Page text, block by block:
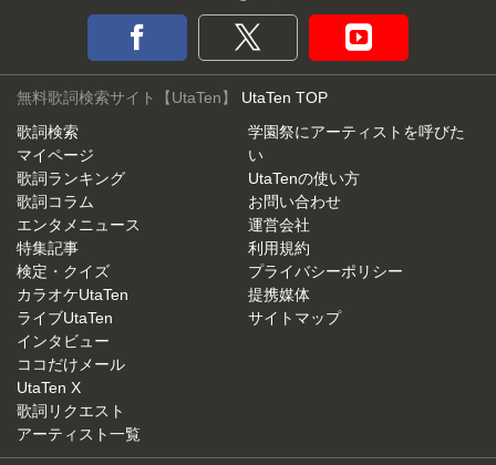
無料歌詞検索サイト【UtaTen】 UtaTen TOP
歌詞検索
マイページ
歌詞ランキング
歌詞コラム
エンタメニュース
特集記事
検定・クイズ
カラオケUtaTen
ライブUtaTen
インタビュー
ココだけメール
UtaTen X
歌詞リクエスト
アーティスト一覧
学園祭にアーティストを呼びた
い
UtaTenの使い方
お問い合わせ
運営会社
利用規約
プライバシーポリシー
提携媒体
サイトマップ